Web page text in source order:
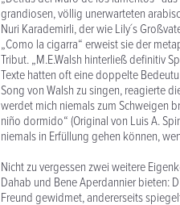
grandiosen, völlig unerwarteten
Nuri Karademirli, der wie Lily´s
„Como la cigarra“ erweist sie der
Tribut. „M.E.Walsh hinterließ definitiv
Texte hatten oft eine doppelte
Song von Walsh zu singen, reagierte
werdet mich niemals zum Schweigen
niño dormido“ (Original von Luis A.
niemals in Erfüllung gehen können,
Nicht zu vergessen zwei weitere
Dahab und Bene Aperdannier bieten:
Freund gewidmet, andererseits